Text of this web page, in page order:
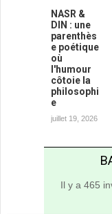
NASR &
DIN : une
parenthès
e poétique
où
l'humour
côtoie la
philosophi
e
juillet 19, 2026
Il y a 465